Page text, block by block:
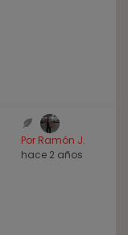
Por Ramón J.
hace 2 años